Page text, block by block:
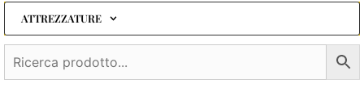
ATTREZZATURE